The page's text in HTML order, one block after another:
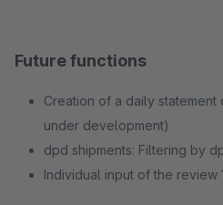
Future functions
Creation of a daily
under development)
dpd shipments: Filtering by
Individual input of the review